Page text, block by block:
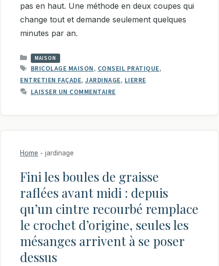
pas en haut. Une méthode en deux coupes qui
change tout et demande seulement quelques
minutes par an.
CATÉGORIES
MAISON
ÉTIQUETTES
BRICOLAGE MAISON, CONSEIL PRATIQUE,
ENTRETIEN FAÇADE, JARDINAGE, LIERRE
LAISSER UN COMMENTAIRE
Home - jardinage
Fini les boules de graisse
raflées avant midi : depuis
qu’un cintre recourbé remplace
le crochet d’origine, seules les
mésanges arrivent à se poser
dessus